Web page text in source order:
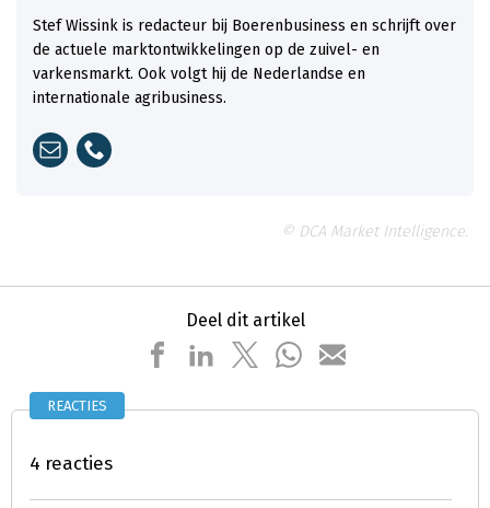
Stef Wissink is redacteur bij Boerenbusiness en schrijft over
de actuele marktontwikkelingen op de zuivel- en
varkensmarkt. Ook volgt hij de Nederlandse en
internationale agribusiness.
© DCA Market Intelligence.
Deel dit artikel
REACTIES
4 reacties